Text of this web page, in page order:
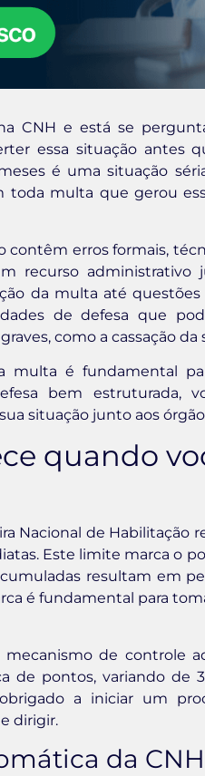
CNH e está se
essa situação antes
é uma situação
toda multa que gerou
contêm erros formais,
recurso administrativo
da multa até
de defesa que
como a cassação da
multa é fundamental
bem estruturada,
situação junto aos
quando
Nacional de Habilitação
Este limite marca o
resultam em
é fundamental para
de controle
de pontos, variando de
a iniciar um
dirigir.
da